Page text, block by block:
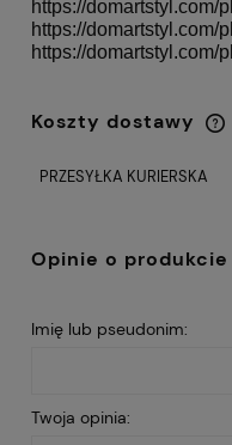
https://domartstyl.com/
https://domartstyl.com/
https://domartstyl.com/
Koszty dostawy
Cena nie zawiera
PRZESYŁKA KURIERSKA
Opinie o produkcie
Imię lub pseudonim:
Twoja opinia: